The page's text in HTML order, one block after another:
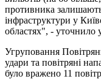
противника
інфраструктури у
областях", - уточнило
Угруповання
удари та повітряні
було вражено 11